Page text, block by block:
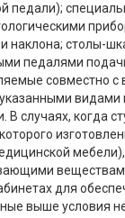
столы-
педалями
случаях, когда
для
выше условия